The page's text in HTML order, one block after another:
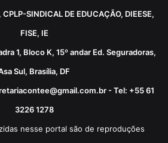
SINDICAL DE EDUCAÇÃO, DIEESE,
FISE, IE
1, Bloco K, 15º andar Ed. Seguradoras,
Sul, Brasília, DF
- Tel: +55 61
3226 1278
nesse portal são de reproduções